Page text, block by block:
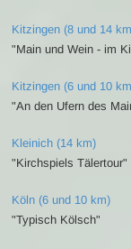
Kitzingen (8 und 14
"Main und Wein - im
Kitzingen (6 und 10
"An den Ufern des
Kleinich (14 km)
"Kirchspiels Tälertour"
Köln (6 und 10 km)
"Typisch Kölsch"